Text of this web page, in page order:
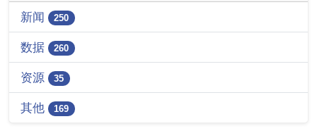
新闻 250
数据 260
资源 35
其他 169